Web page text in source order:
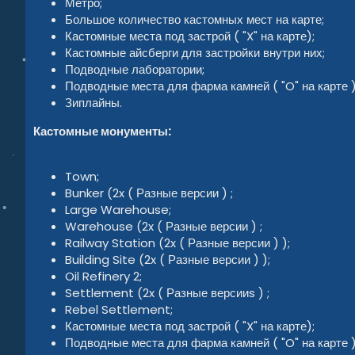
Большое количество кастомных мест на карте;
Кастомные места под застрой ( "X" на карте);
Кастомные айсберги для застройки внутри них;
Подводные лаборатории;
Подводные места для фарма камней ( "O" на карте
Зиплайны.
Кастомные монументы:
Town;
Bunker (2x ( Разные версии ) ;
Large Warehouse;
Warehouse (2x ( Разные версии ) ;
Railway Station (2x ( Разные версии ) );
Building Site (2x ( Разные версии ) );
Oil Refinery 2;
Settlement (2x ( Разные версииs ) ;
Rebel Settlement;
Кастомные места под застрой ( "X" на карте);
Подводные места для фарма камней ( "O" на карте